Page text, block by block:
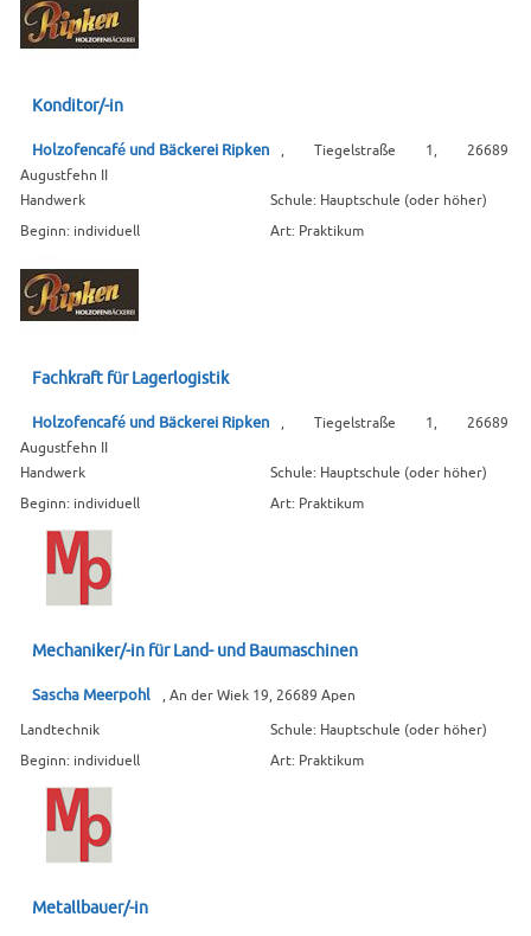
Konditor/-in
Holzofencafé und Bäckerei Ripken
, Tiegelstraße 1, 26689
Augustfehn II
Handwerk
Schule: Hauptschule (oder höher)
Beginn: individuell
Art: Praktikum
Fachkraft für Lagerlogistik
Holzofencafé und Bäckerei Ripken
, Tiegelstraße 1, 26689
Augustfehn II
Handwerk
Schule: Hauptschule (oder höher)
Beginn: individuell
Art: Praktikum
Mechaniker/-in für Land- und Baumaschinen
Sascha Meerpohl , An der Wiek 19, 26689 Apen
Landtechnik
Schule: Hauptschule (oder höher)
Beginn: individuell
Art: Praktikum
Metallbauer/-in